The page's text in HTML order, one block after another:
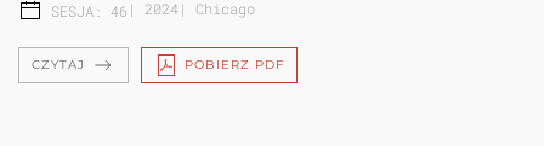
SESJA: 46 | 2024| Chicago
CZYTAJ POBIERZ PDF